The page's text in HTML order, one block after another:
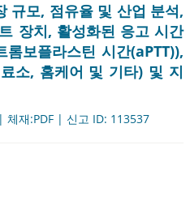
규모, 점유율 및 산업 분석,
장치, 활성화된 응고 시간
보플라스틴 시간(aPTT)),
소, 홈케어 및 기타) 및 지
체재:PDF | 신고 ID: 113537